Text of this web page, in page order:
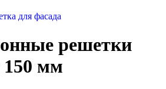
для фасада
решетки
150 мм